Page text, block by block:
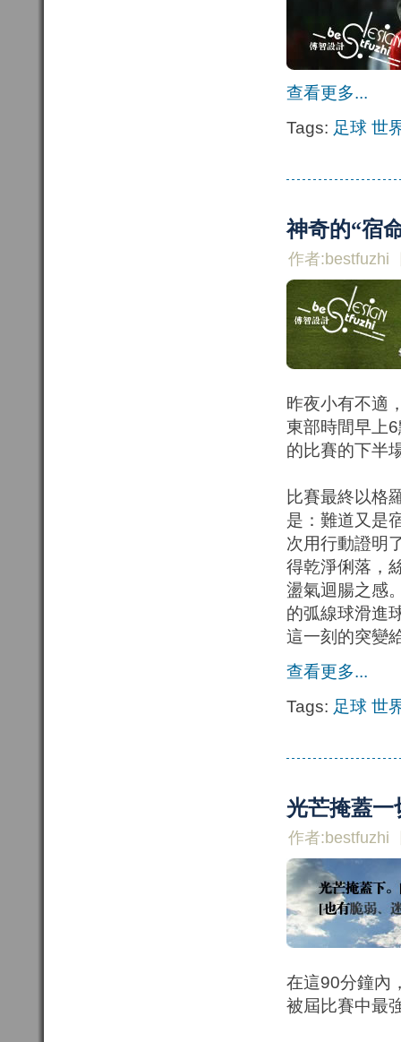
查看更多...
Tags: 足球 世
神奇的“宿
作者:bestfuzhi
昨夜小有不適
東部時間早上
的比賽的下半
比賽最終以格
是：難道又是
次用行動證明
得乾淨俐落，
盪氣迴腸之感
的弧線球滑進
這一刻的突變
查看更多...
Tags: 足球 世
光芒掩蓋一
作者:bestfuzhi
在這90分鐘內
被屆比賽中最